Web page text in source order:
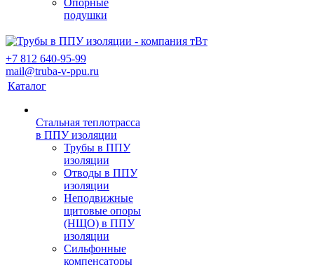
Опорные
подушки
+7 812 640-95-99
mail@truba-v-ppu.ru
Каталог
Стальная теплотрасса
в ППУ изоляции
Трубы в ППУ
изоляции
Отводы в ППУ
изоляции
Неподвижные
щитовые опоры
(НЩО) в ППУ
изоляции
Cильфонные
компенсаторы